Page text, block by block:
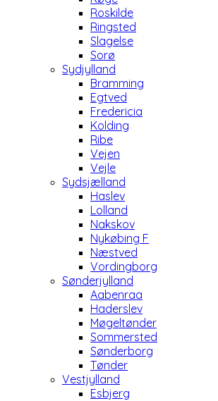
Roskilde
Ringsted
Slagelse
Sorø
Sydjylland
Bramming
Egtved
Fredericia
Kolding
Ribe
Vejen
Vejle
Sydsjælland
Haslev
Lolland
Nakskov
Nykøbing F
Næstved
Vordingborg
Sønderjylland
Aabenraa
Haderslev
Møgeltønder
Sommersted
Sønderborg
Tønder
Vestjylland
Esbjerg